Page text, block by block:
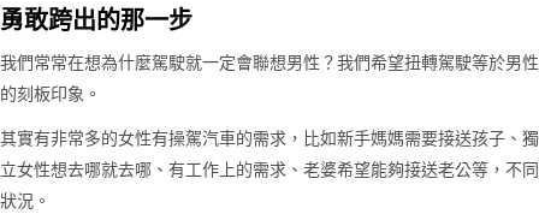
勇敢跨出的那一步
我們常常在想為什麼駕駛就一定會聯想男性？我們希望扭轉駕駛等於男性
的刻板印象。
其實有非常多的女性有操駕汽車的需求，比如新手媽媽需要接送孩子、獨
立女性想去哪就去哪、有工作上的需求、老婆希望能夠接送老公等，不同
狀況。